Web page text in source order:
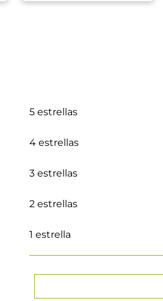
5 estrellas
4 estrellas
3 estrellas
2 estrellas
1 estrella